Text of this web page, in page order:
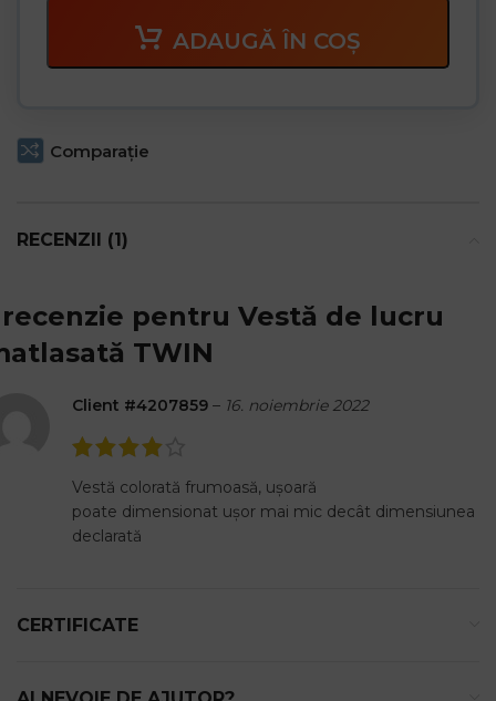
ADAUGĂ ÎN COȘ
Comparaţie
RECENZII (1)
recenzie pentru Vestă de lucru
TWIN
Client #4207859 – 16. noiembrie 2022
Vestă colorată frumoasă, ușoară
poate dimensionat ușor mai mic decât dimensiunea
declarată
CERTIFICATE